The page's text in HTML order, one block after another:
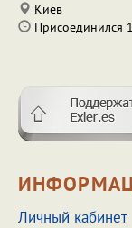
Киев
Присоединился
Личный кабинет